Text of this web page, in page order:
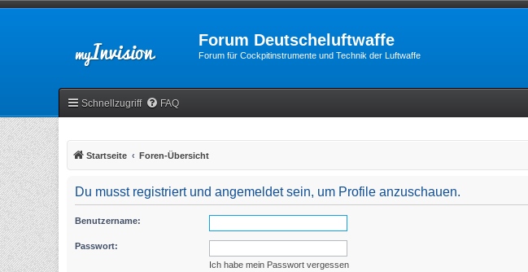
Forum Deutscheluftwaffe
Forum für Cockpitinstrumente und Technik der Luftwaffe
Schnellzugriff FAQ
Startseite Foren-Übersicht
Du musst registriert und angemeldet sein, um Profile anzuschauen.
Benutzername:
Passwort:
Ich habe mein Passwort vergessen